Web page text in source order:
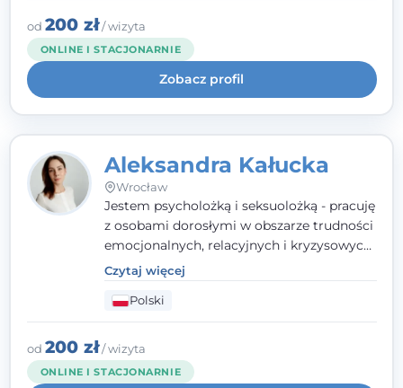
szacunkiem dla indywidualnej historii
każdego człowieka. Jestem w trakcie
czteroletniej szkoły psychoterapii
poznawczo-behawioralnej
rekomendowanej przez PTTPB.
od 200 zł/ wizyta
ONLINE I STACJONARNIE
Zobacz profil
Aleksandra Kałucka
Wrocław
Jestem psycholożką i seksuolożką - pracuję
z osobami dorosłymi w obszarze trudności
emocjonalnych, relacyjnych i kryzysowych,
w tym z osobami po doświadczeniach
przemocy. Ukończyłam psychologię
kliniczną oraz studia podyplomowe z
interwencji kryzysowej i seksuologii
klinicznej na SWPS we Wrocławiu. W pracy
kieruję się empatią, etyką zawodową i
uważnością na potrzeby klienta.
Czytaj więcej
Polski
od 200 zł/ wizyta
ONLINE I STACJONARNIE